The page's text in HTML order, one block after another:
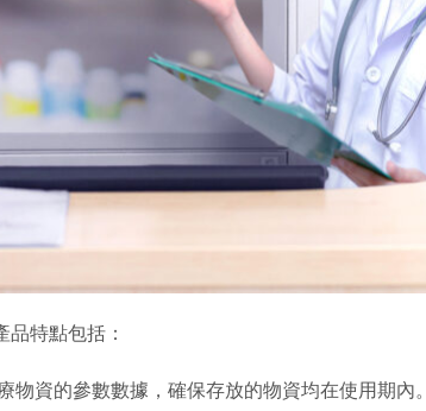
品特點包括：
物資的參數數據，確保存放的物資均在使用期內。